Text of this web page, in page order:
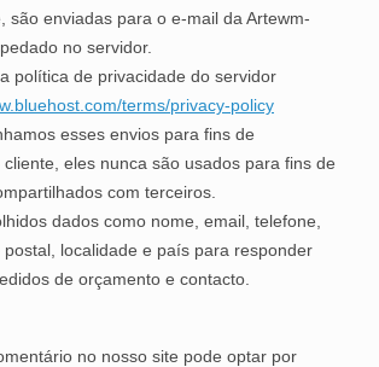
são enviadas para o e-mail da Artewm-
no servidor.
política de privacidade do servidor
terms/privacy-policy
esses envios para fins de
eles nunca são usados para fins de
com terceiros.
dados como nome, email, telefone,
postal, localidade e país para responder
de orçamento e contacto.
no nosso site pode optar por